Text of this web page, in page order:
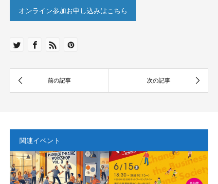
オンライン参加お申し込みはこちら
関連イベント